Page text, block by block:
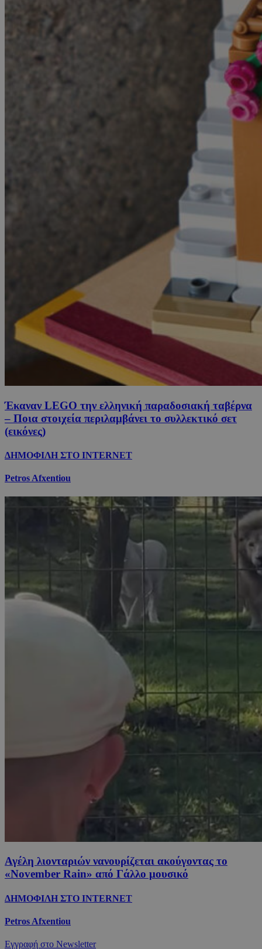
Έκαναν LEGO την ελληνική παραδοσιακή ταβέρνα
– Ποια στοιχεία περιλαμβάνει το συλλεκτικό σετ
(εικόνες)
ΔΗΜΟΦΙΛΗ ΣΤΟ INTERNET
Petros Afxentiou
Αγέλη λιονταριών νανουρίζεται ακούγοντας το
«November Rain» από Γάλλο μουσικό
ΔΗΜΟΦΙΛΗ ΣΤΟ INTERNET
Petros Afxentiou
Εγγραφή στο Newsletter